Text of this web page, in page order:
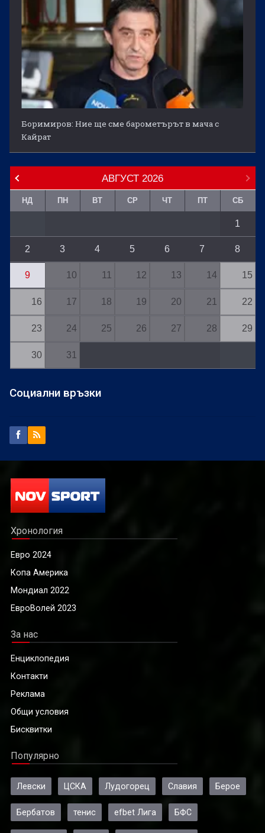
Боримиров: Ние ще сме барометърът в мача с
Кайрат
АВГУСТ 2026
НД ПН ВТ СР ЧТ ПТ СБ
1
2 3 4 5 6 7 8
9 10 11 12 13 14 15
16 17 18 19 20 21 22
23 24 25 26 27 28 29
30 31
Социални връзки
Хронология
Евро 2024
Копа Америка
Мондиал 2022
ЕвроВолей 2023
За нас
Енциклопедия
Контакти
Реклама
Общи условия
Бисквитки
Популярно
Левски ЦСКА Лудогорец Славия Берое
Бербатов тенис efbet Лига БФС